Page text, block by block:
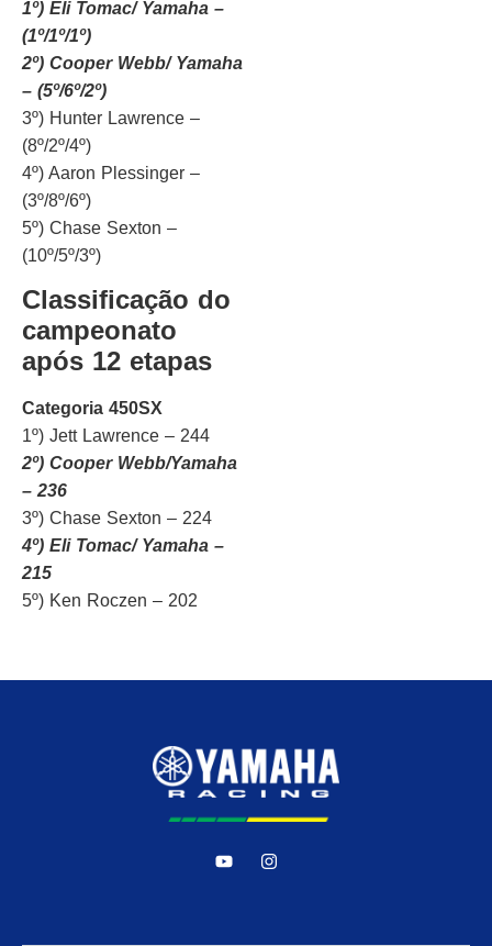
1º) Eli Tomac/ Yamaha –
(1º/1º/1º)
2º) Cooper Webb/ Yamaha
– (5º/6º/2º)
3º) Hunter Lawrence –
(8º/2º/4º)
4º) Aaron Plessinger –
(3º/8º/6º)
5º) Chase Sexton –
(10º/5º/3º)
Classificação do
campeonato
após 12 etapas
Categoria 450SX
1º) Jett Lawrence – 244
2º) Cooper Webb/Yamaha
– 236
3º) Chase Sexton – 224
4º) Eli Tomac/ Yamaha –
215
5º) Ken Roczen – 202